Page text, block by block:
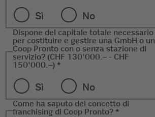
Sì No
Dispone del capitale totale necessario
per costituire e gestire una GmbH o un
Coop Pronto con o senza stazione di
servizio? (CHF 130'000.– - CHF
150'000.–) *
Sì No
Come ha saputo del concetto di
franchising di Coop Pronto? *